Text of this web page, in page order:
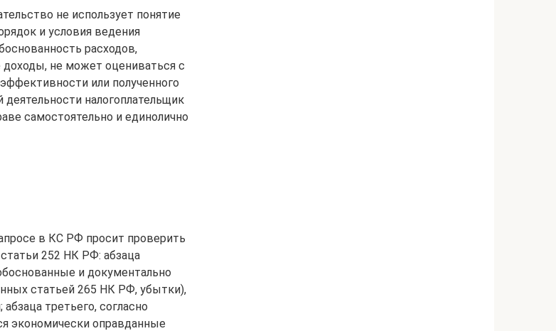
не использует понятие
и условия ведения
расходов,
не может оцениваться с
или полученного
налогоплательщик
самостоятельно и единолично
в КС РФ просит проверить
252 НК РФ: абзаца
и документально
статьей 265 НК РФ, убытки),
третьего, согласно
экономически оправданные